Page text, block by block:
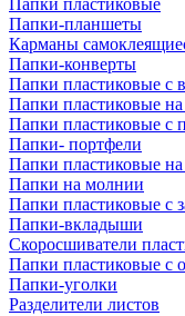
Папки пластиковые
Папки-планшеты
Карманы
Папки-конверты
Папки пластиковые с
Папки пластиковые на
Папки пластиковые с
Папки- портфели
Папки пластиковые на
Папки на молнии
Папки пластиковые с
Папки-вкладыши
Скоросшиватели
Папки пластиковые с
Папки-уголки
Разделители листов